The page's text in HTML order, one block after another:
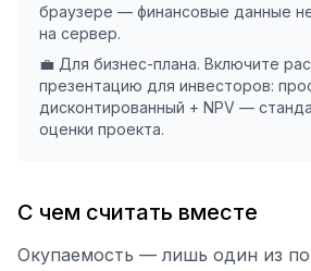
браузере — финансовые данные
на сервер.
💼 Для бизнес-плана. Включите
презентацию для инвесторов:
дисконтированный + NPV —
оценки проекта.
С чем считать вместе
Окупаемость — лишь один из